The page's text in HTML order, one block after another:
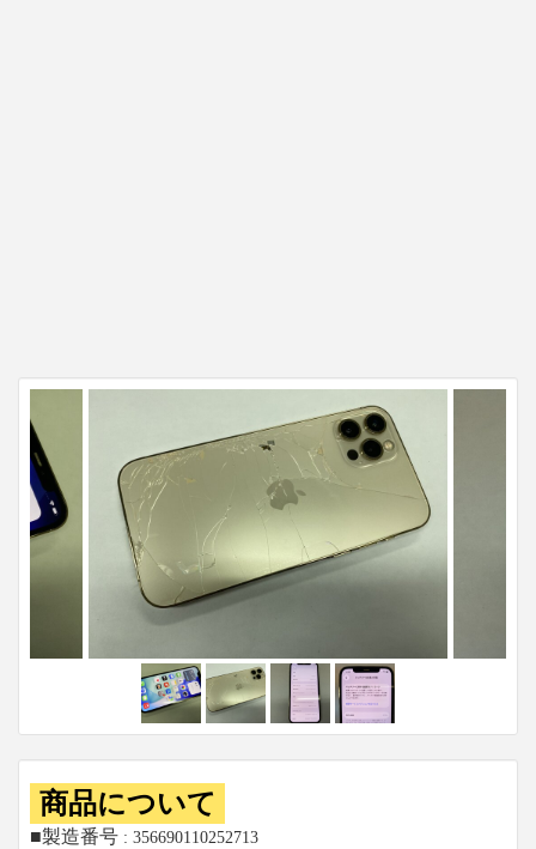
商品について
■製造番号 : 356690110252713